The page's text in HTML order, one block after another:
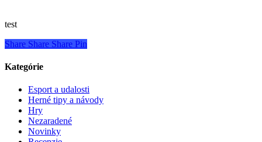
test
Share Share Share Pin
Kategórie
Esport a udalosti
Herné tipy a návody
Hry
Nezaradené
Novinky